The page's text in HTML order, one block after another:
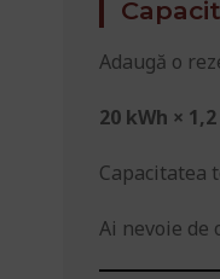
Adaugă o
20 kWh ×
Capacitatea
Ai nevoie de